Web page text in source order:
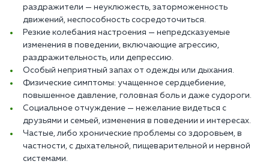
раздражители — неуклюжесть, заторможенность
движений, неспособность сосредоточиться.
Резкие колебания настроения — непредсказуемые
изменения в поведении, включающие агрессию,
раздражительность, или депрессию.
Особый неприятный запах от одежды или дыхания.
Физические симптомы: учащенное сердцебиение,
повышенное давление, головная боль и даже судороги.
Социальное отчуждение — нежелание видеться с
друзьями и семьей, изменения в поведении и интересах.
Частые, либо хронические проблемы со здоровьем, в
частности, с дыхательной, пищеварительной и нервной
системами.